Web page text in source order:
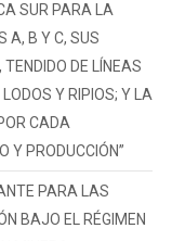
SUR PARA LA
A, B Y C, SUS
DE LÍNEAS
Y RIPIOS; Y LA
CADA
Y PRODUCCIÓN”
PARA LAS
BAJO EL RÉGIMEN